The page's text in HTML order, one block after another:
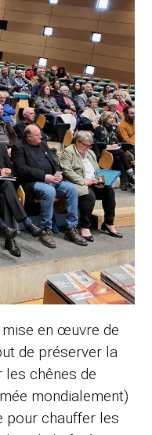
en œuvre de
de préserver la
les chênes de
mondialement)
pour chauffer les